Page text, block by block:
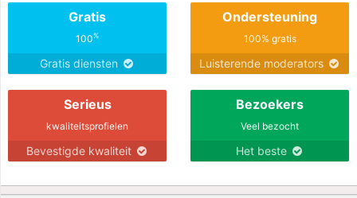
Gratis
100%
Gratis diensten
Ondersteuning
100% gratis
Luisterende moderators
Serieus
kwaliteitsprofielen
Bevestigde kwaliteit
Bezoekers
Veel bezocht
Het beste